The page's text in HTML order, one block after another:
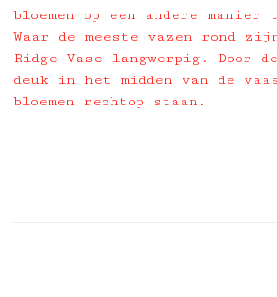
bloemen op een andere manier
Waar de meeste vazen rond
Ridge Vase langwerpig. Door
deuk in het midden van de
bloemen rechtop staan.